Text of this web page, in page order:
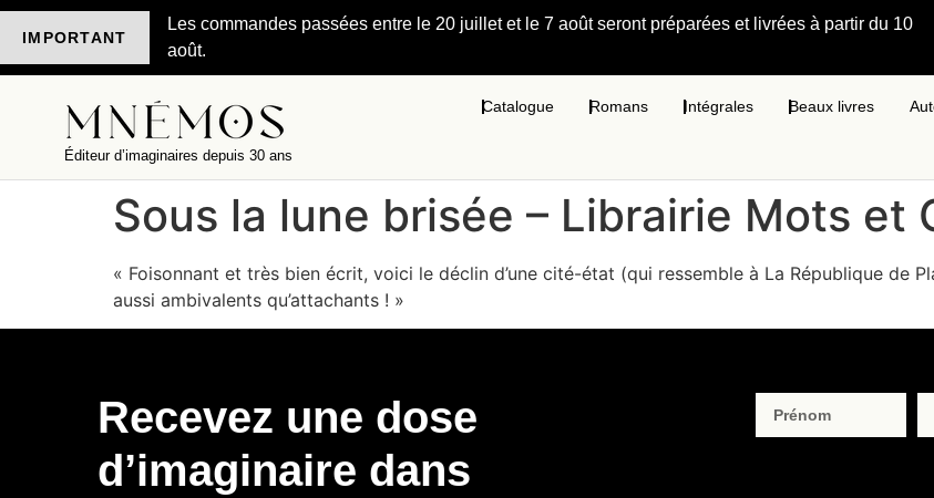
IMPORTANT
Les commandes passées entre le 20 juillet et le 7 août seront préparées et livrées à partir du 10
août.
Éditeur d’imaginaires depuis 30 ans
Catalogue Romans Intégrales Beaux livres
Sous la lune brisée – Librairie Mots et
« Foisonnant et très bien écrit, voici le déclin d’une cité-état (qui ressemble à La République de
aussi ambivalents qu’attachants ! »
Recevez une dose
d’imaginaire dans